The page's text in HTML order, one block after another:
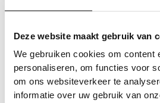
Deze website maakt gebruik van
We gebruiken cookies om content
personaliseren, om functies voor
om ons websiteverkeer te
informatie over uw gebruik van